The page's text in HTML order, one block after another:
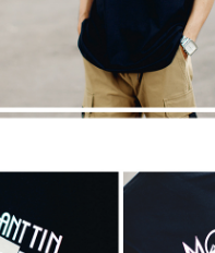
技股份有限公司提供之「AFTEE先
必要範圍內提供個人資料，並將交
股份有限公司。
處理事宜，請瀏覽以下網址：
先享後付」時，將依據個別帳號之
上限額度；若仍有額度不足之情形
認證。
NT$3,000(含以上)免運費